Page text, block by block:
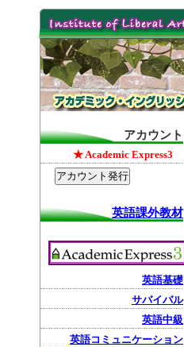
アカウント
★ Academic Express3
英語課外教材
英語基礎
サバイバル
英語中級
英語コミュニケーション